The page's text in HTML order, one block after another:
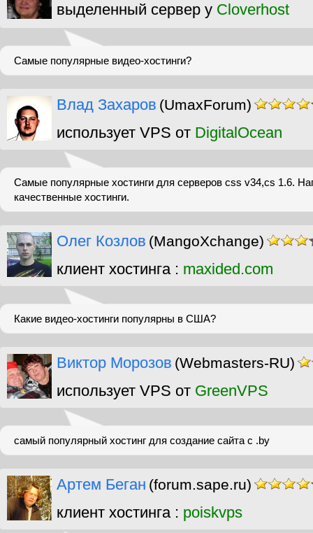
выделенный сервер у Cloverhost
Самые популярные видео-хостинги?
Влад Захаров (UmaxForum)
использует VPS от DigitalOcean
Самые популярные хостинги для серверов css v34,cs 1.6.
качественные хостинги.
Олег Козлов (MangoXchange)
клиент хостинга : maxided.com
Какие видео-хостинги популярны в США?
Виктор Морозов (Webmasters-RU)
использует VPS от GreenVPS
самый популярный хостинг для создание сайта с .by
Артем Беган (forum.sape.ru)
клиент хостинга : poiskvps